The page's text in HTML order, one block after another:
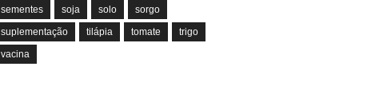
sementes
soja solo
sorgo
suplementação
tilápia tomate
trigo
vacina